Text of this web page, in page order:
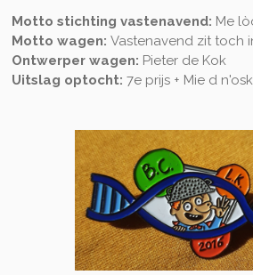
Motto stichting vastenavend: Me
Motto wagen: Vastenavend zit toch
Ontwerper wagen: Pieter de Kok
Uitslag optocht: 7e prijs + Mie d